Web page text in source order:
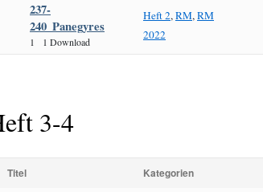
237-
240_Panegyres
1 1 Download
Heft 2,RM,RM
2022
3-4
Titel Kategorien